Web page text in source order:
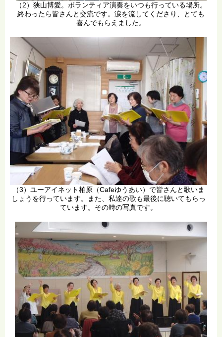
（2）狭山博愛。ボランティア演奏をいつも行っている場所。
終わったら皆さんと交流です。涙を流してくださり、とても
喜んでもらえました。
（3）ユーアイネット柏原（Cafeゆうあい）で皆さんと歌いま
しょうを行っています。また、私達の歌も最後に聴いてもらっ
ています。その時の写真です。